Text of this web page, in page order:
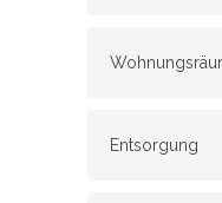
Entsorgung